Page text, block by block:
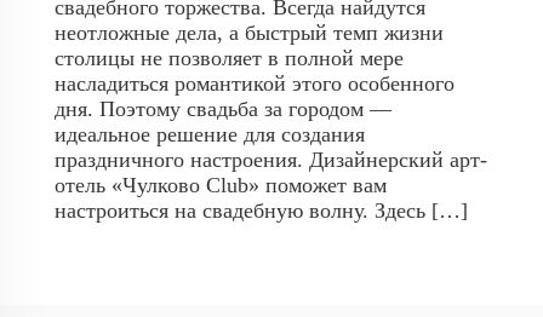
свадебного торжества. Всегда найдутся
неотложные дела, а быстрый темп жизни
столицы не позволяет в полной мере
насладиться романтикой этого особенного
дня. Поэтому свадьба за городом —
идеальное решение для создания
праздничного настроения. Дизайнерский арт-
отель «Чулково Club» поможет вам
настроиться на свадебную волну. Здесь […]